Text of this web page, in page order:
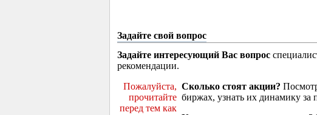
Задайте свой вопрос
Задайте интересующий Вас вопрос
рекомендации.
Пожалуйста,
прочитайте
перед тем как
Сколько стоят акции?
биржах, узнать их динамику за